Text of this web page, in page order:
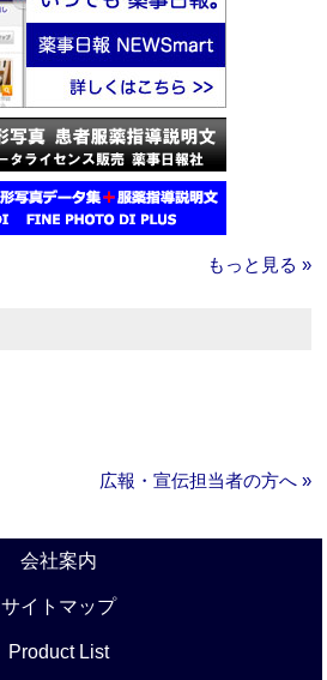
もっと見る »
広報・宣伝担当者の方へ »
会社案内
サイトマップ
Product List